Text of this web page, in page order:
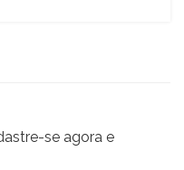
se agora e